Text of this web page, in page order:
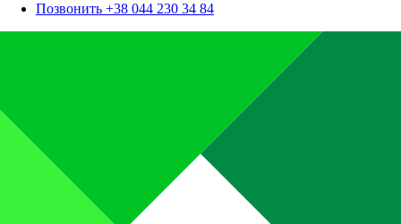
Позвонить +38 044 230 34 84